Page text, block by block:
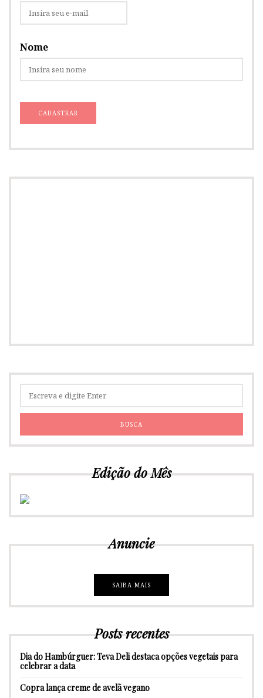
Nome
Edição do Mês
Anuncie
SAIBA MAIS
Posts recentes
Dia do Hambúrguer: Teva Deli destaca opções vegetais para
celebrar a data
Copra lança creme de avelã vegano